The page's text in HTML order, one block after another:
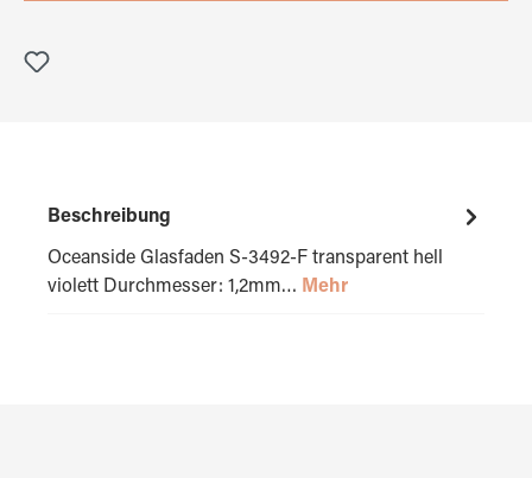
Beschreibung
Oceanside Glasfaden S-3492-F transparent hell
violett Durchmesser: 1,2mm… Mehr